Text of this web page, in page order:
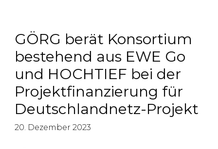
GÖRG berät Konsortium
bestehend aus EWE Go
und HOCHTIEF bei der
Projektfinanzierung für
Deutschlandnetz-Projekt
20. Dezember 2023